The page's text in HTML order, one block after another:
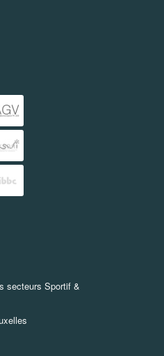
secteurs Sportif &